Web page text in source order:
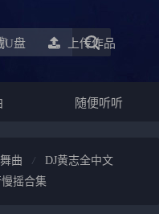
u盘 上传作品
随便听听
曲
DJ黄志全中文
摇合集